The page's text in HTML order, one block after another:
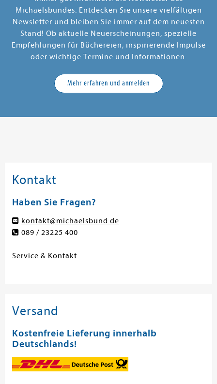
Michaelsbundes. Entdecken Sie unsere vielfältigen
Newsletter und bleiben Sie immer auf dem neuesten
Stand! Ob aktuelle Neuerscheinungen, spezielle
Empfehlungen für Büchereien, inspirierende Impulse
oder wichtige Termine und Informationen.
Mehr erfahren und anmelden
Kontakt
Haben Sie Fragen?
kontakt@michaelsbund.de
089 / 23225 400
Service & Kontakt
Versand
Kostenfreie Lieferung innerhalb
Deutschlands!